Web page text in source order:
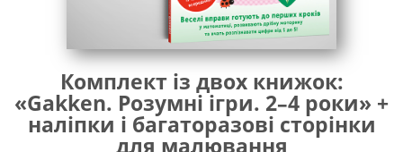
Видання, що входять до серії:
Комплект із двох книжок:
«Gakken. Розумні ігри. 2–4 роки» +
наліпки і багаторазові сторінки
для малювання